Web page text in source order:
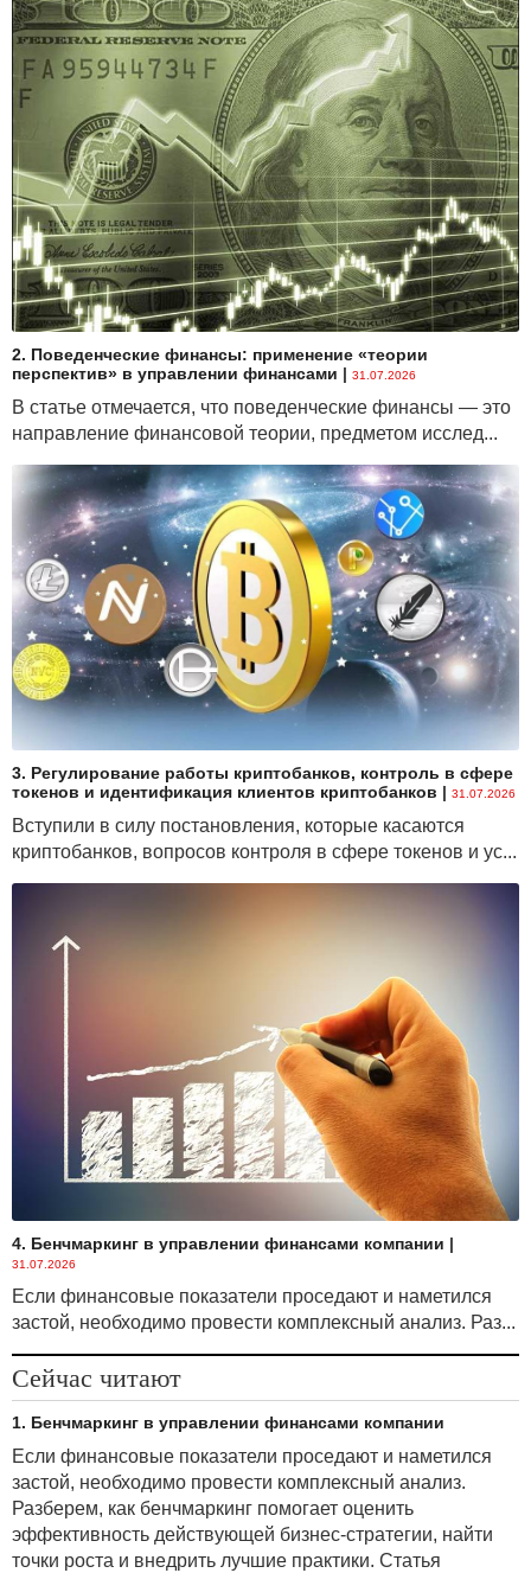
2. Поведенческие финансы: применение «теории
перспектив» в управлении финансами | 31.07.2026
В статье отмечается, что поведенческие финансы — это
направление финансовой теории, предметом исслед...
3. Регулирование работы криптобанков, контроль в сфере
токенов и идентификация клиентов криптобанков | 31.07.2026
Вступили в силу постановления, которые касаются
криптобанков, вопросов контроля в сфере токенов и ус...
4. Бенчмаркинг в управлении финансами компании |
31.07.2026
Если финансовые показатели проседают и наметился
застой, необходимо провести комплексный анализ. Раз...
Сейчас читают
1. Бенчмаркинг в управлении финансами компании
Если финансовые показатели проседают и наметился
застой, необходимо провести комплексный анализ.
Разберем, как бенчмаркинг помогает оценить
эффективность действующей бизнес-стратегии, найти
точки роста и внедрить лучшие практики. Статья